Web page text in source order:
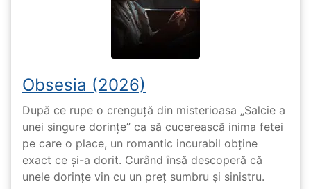
Obsesia (2026)
După ce rupe o crenguță din misterioasa „Salcie a
unei singure dorințe” ca să cucerească inima fetei
pe care o place, un romantic incurabil obține
exact ce și-a dorit. Curând însă descoperă că
unele dorințe vin cu un preț sumbru și sinistru.